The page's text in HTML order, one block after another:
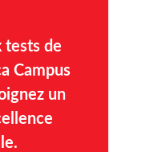
tests de
Campus
un